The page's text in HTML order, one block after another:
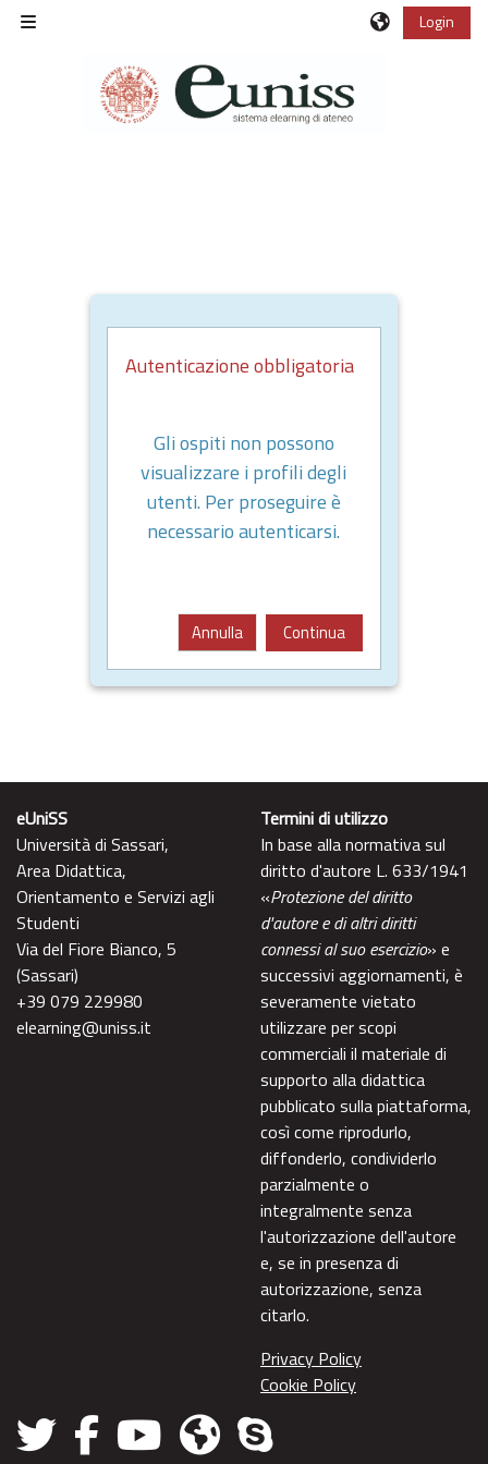
Vai al contenuto principale
Login
Autenticazione obbligatoria
Gli ospiti non possono
visualizzare i profili degli
utenti. Per proseguire è
necessario autenticarsi.
Annulla Continua
eUniSS
Università di Sassari,
Area Didattica,
Orientamento e Servizi agli
Studenti
Via del Fiore Bianco, 5
(Sassari)
+39 079 229980
elearning@uniss.it
Termini di utilizzo
In base alla normativa sul
diritto d'autore L. 633/1941
«Protezione del diritto
d'autore e di altri diritti
connessi al suo esercizio» e
successivi aggiornamenti, è
severamente vietato
utilizzare per scopi
commerciali il materiale di
supporto alla didattica
pubblicato sulla piattaforma,
così come riprodurlo,
diffonderlo, condividerlo
parzialmente o
integralmente senza
l'autorizzazione dell'autore
e, se in presenza di
autorizzazione, senza
citarlo.
Privacy Policy
Cookie Policy